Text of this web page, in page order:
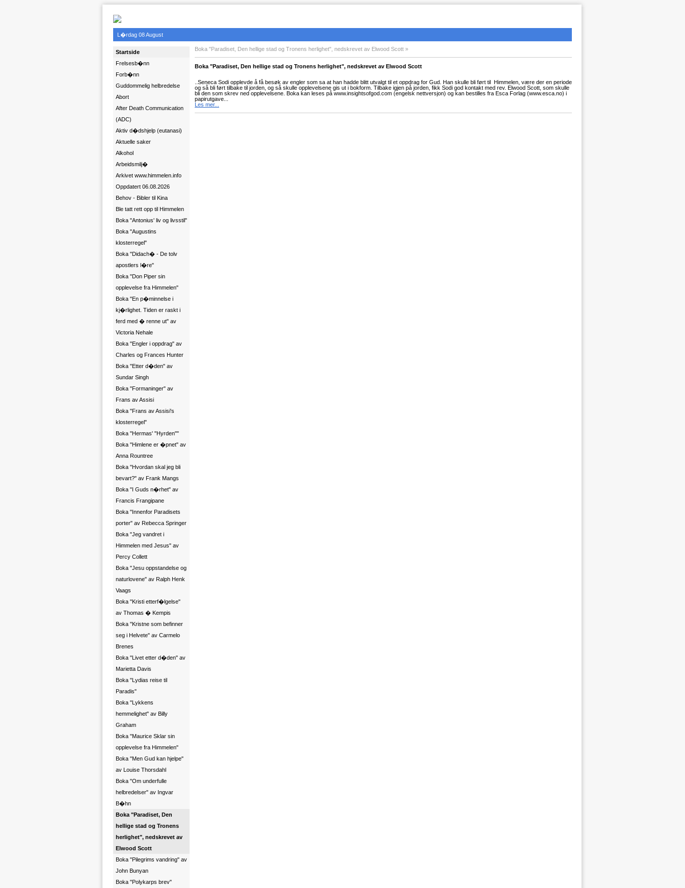
L�rdag 08 August
Startside
Frelsesb�nn
Forb�nn
Guddommelig helbredelse
Abort
After Death Communication
(ADC)
Aktiv d�dshjelp (eutanasi)
Aktuelle saker
Alkohol
Arbeidsmilj�
Arkivet www.himmelen.info
Oppdatert 06.08.2026
Behov - Bibler til Kina
Ble tatt rett opp til Himmelen
Boka "Antonius' liv og livsstil"
Boka "Augustins
klosterregel"
Boka "Didach� - De tolv
apostlers l�re"
Boka "Don Piper sin
opplevelse fra Himmelen"
Boka "En p�minnelse i
kj�rlighet. Tiden er raskt i
ferd med � renne ut" av
Victoria Nehale
Boka "Engler i oppdrag" av
Charles og Frances Hunter
Boka "Etter d�den" av
Sundar Singh
Boka "Formaninger" av
Frans av Assisi
Boka "Frans av Assisi's
klosterregel"
Boka "Hermas' "Hyrden""
Boka "Himlene er �pnet" av
Anna Rountree
Boka "Hvordan skal jeg bli
bevart?" av Frank Mangs
Boka "I Guds n�rhet" av
Francis Frangipane
Boka "Innenfor Paradisets
porter" av Rebecca Springer
Boka "Jeg vandret i
Himmelen med Jesus" av
Percy Collett
Boka "Jesu oppstandelse og
naturlovene" av Ralph Henk
Vaags
Boka "Kristi etterf�lgelse"
av Thomas � Kempis
Boka "Kristne som befinner
seg i Helvete" av Carmelo
Brenes
Boka "Livet etter d�den" av
Marietta Davis
Boka "Lydias reise til
Paradis"
Boka "Lykkens
hemmelighet" av Billy
Graham
Boka "Maurice Sklar sin
opplevelse fra Himmelen"
Boka "Men Gud kan hjelpe"
av Louise Thorsdahl
Boka "Om underfulle
helbredelser" av Ingvar
B�hn
Boka "Paradiset, Den
hellige stad og Tronens
herlighet", nedskrevet av
Elwood Scott
Boka "Pilegrims vandring" av
John Bunyan
Boka "Polykarps brev"
Boka "Paradiset, Den hellige stad og Tronens herlighet", nedskrevet av Elwood Scott
Boka "Paradiset, Den hellige stad og Tronens herlighet", nedskrevet av Elwood Scott
..Seneca Sodi opplevde å få besøk av engler som sa at han hadde blitt utvalgt til et oppdrag for Gud. Han skulle bli ført til Himmelen, være der en periode
og så bli ført tilbake til jorden, og så skulle opplevelsene gis ut i bokform. Tilbake igjen på jorden, fikk Sodi god kontakt med rev. Elwood Scott, som skulle
bli den som skrev ned opplevelsene. Boka kan leses på www.insightsofgod.com (engelsk nettversjon) og kan bestilles fra Esca Forlag (www.esca.no) i
papirutgave...
Les mer...